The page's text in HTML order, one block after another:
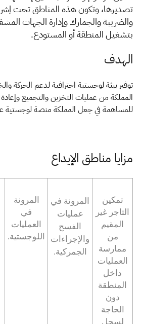
الزكاة الجمارك
ضريبة
الإقرار الضريبي
التصرفات العقارية
تصديرها، وتكون هذه المناطق تحت
والضريبة والجمارك وإدارة الجهات
بتشغيل المنطقة أو المستودع.
الهدف
توفير بيئة لوجستية احترافية لدعم الحركة
المملكة من عمليات التخزين والتجميع وإعادة
للمساهمة في جعل المملكة منصة لوجستية
مزايا مناطق الإيداع
تمكين
التاجر غير
المقيم
من
ممارسة
العمليات
داخل
المنطقة
دون
الحاجة
لسجل
المرونة في
عمليات
الفسح
والإجراءات
الج​مركية.
المرونة
في
العمليات
اللوجستية.